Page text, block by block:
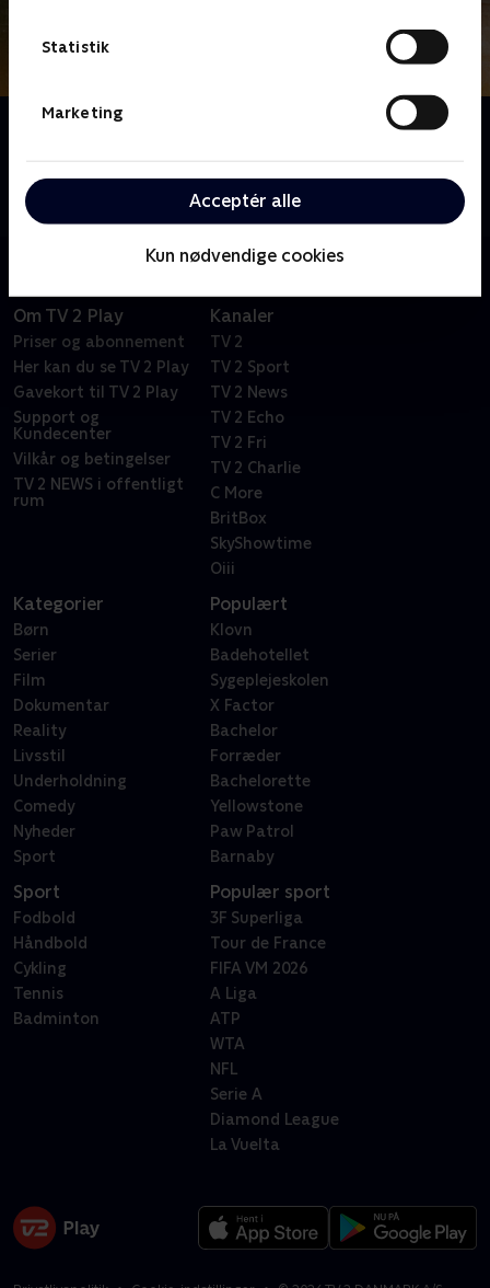
Statistik
Marketing
Acceptér alle
Kun nødvendige cookies
Om Leth og Pilgaard indtager Danmark
gang i Danmark, hvor Hans Pilgaard har inviteret
Jørgen på et fælles 'road trip' gennem fædrelandet.
Om TV 2 Play
Priser og abonnement
Her kan du se TV 2 Play
Gavekort til TV 2 Play
Support og
Kundecenter
Vilkår og betingelser
TV 2 NEWS i offentligt
rum
Kanaler
TV 2
TV 2 Sport
TV 2 News
TV 2 Echo
TV 2 Fri
TV 2 Charlie
C More
BritBox
SkyShowtime
Oiii
Kategorier
Børn
Serier
Film
Dokumentar
Reality
Livsstil
Underholdning
Comedy
Nyheder
Sport
Populært
Klovn
Badehotellet
Sygeplejeskolen
X Factor
Bachelor
Forræder
Bachelorette
Yellowstone
Paw Patrol
Barnaby
Sport
Fodbold
Håndbold
Cykling
Tennis
Badminton
Populær sport
3F Superliga
Tour de France
FIFA VM 2026
A Liga
ATP
WTA
NFL
Serie A
Diamond League
La Vuelta